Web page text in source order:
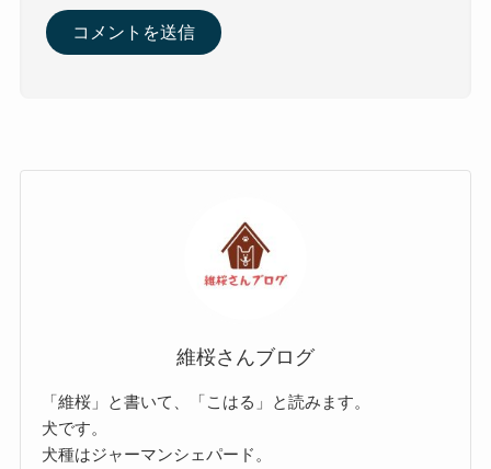
維桜さんブログ
「維桜」と書いて、「こはる」と読みます。
犬です。
犬種はジャーマンシェパード。